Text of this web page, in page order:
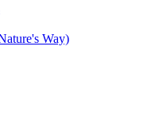
Way)